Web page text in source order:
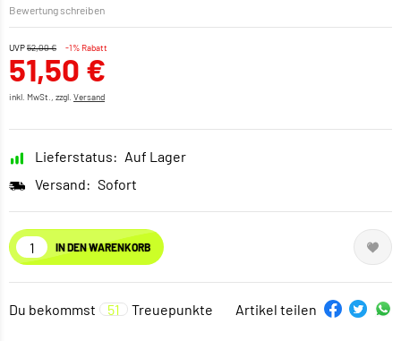
Bewertung schreiben
UVP52,00 € -1% Rabatt
51,50 €
inkl. MwSt., zzgl. Versand
Lieferstatus: Auf Lager
Versand: Sofort
IN DEN WARENKORB
Du bekommst 51 Treuepunkte Artikel teilen